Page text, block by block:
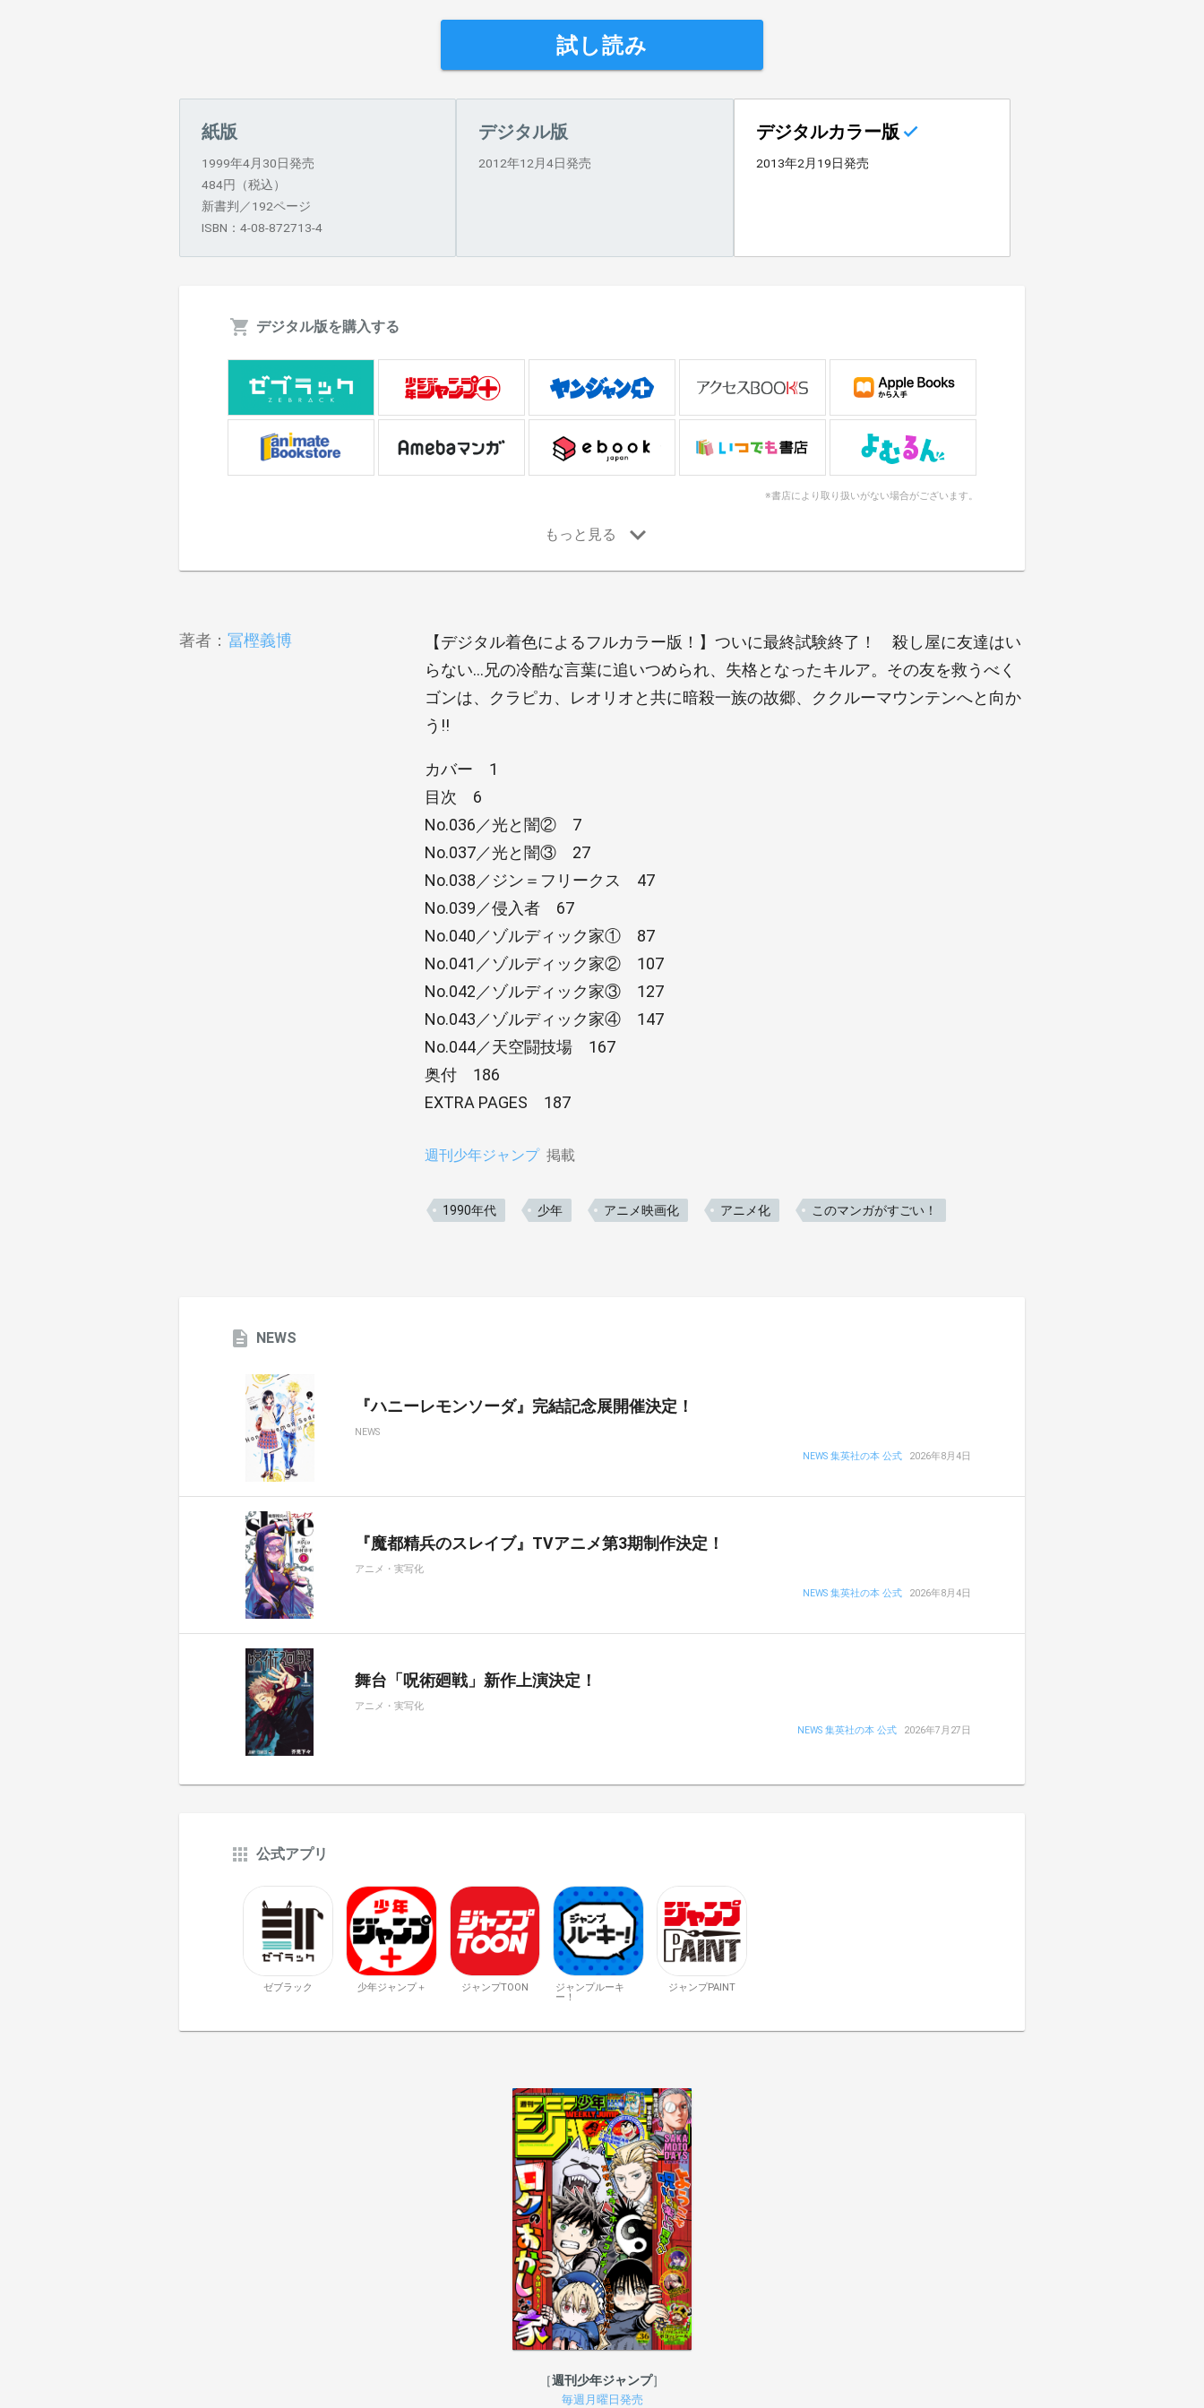
試し読み
紙版
1999年4月30日発売
484円（税込）
新書判／192ページ
ISBN：4-08-872713-4
デジタル版
2012年12月4日発売
デジタルカラー版
2013年2月19日発売
デジタル版を購入する
※書店により取り扱いがない場合がございます。
著者： 冨樫義博
【デジタル着色によるフルカラー版！】ついに最終試験終了！ 殺し屋に友達はい
らない…兄の冷酷な言葉に追いつめられ、失格となったキルア。その友を救うべく
ゴンは、クラピカ、レオリオと共に暗殺一族の故郷、ククルーマウンテンへと向か
う!!
カバー 1
目次 6
No.036／光と闇② 7
No.037／光と闇③ 27
No.038／ジン＝フリークス 47
No.039／侵入者 67
No.040／ゾルディック家① 87
No.041／ゾルディック家② 107
No.042／ゾルディック家③ 127
No.043／ゾルディック家④ 147
No.044／天空闘技場 167
奥付 186
EXTRA PAGES 187
週刊少年ジャンプ 掲載
1990年代 少年 アニメ映画化 アニメ化 このマンガがすごい！
NEWS
『ハニーレモンソーダ』完結記念展開催決定！
NEWS
NEWS 集英社の本 公式 2026年8月4日
『魔都精兵のスレイブ』TVアニメ第3期制作決定！
アニメ・実写化
NEWS 集英社の本 公式 2026年8月4日
舞台「呪術廻戦」新作上演決定！
アニメ・実写化
NEWS 集英社の本 公式 2026年7月27日
公式アプリ
ゼブラック 少年ジャンプ＋ ジャンプTOON
ジャンプルーキ
ー！
ジャンプPAINT
週刊少年ジャンプ
毎週月曜日発売